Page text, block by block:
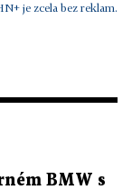
je zcela bez reklam.
BMW s